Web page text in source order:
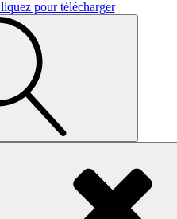
pour télécharger